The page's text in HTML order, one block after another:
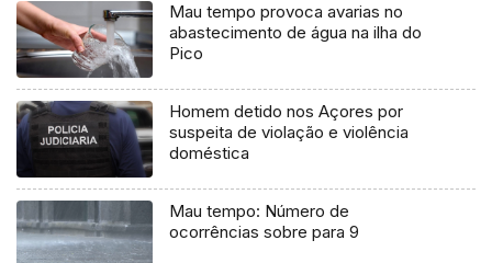
Mau tempo provoca avarias no
abastecimento de água na ilha do
Pico
Homem detido nos Açores por
suspeita de violação e violência
doméstica
Mau tempo: Número de
ocorrências sobre para 9